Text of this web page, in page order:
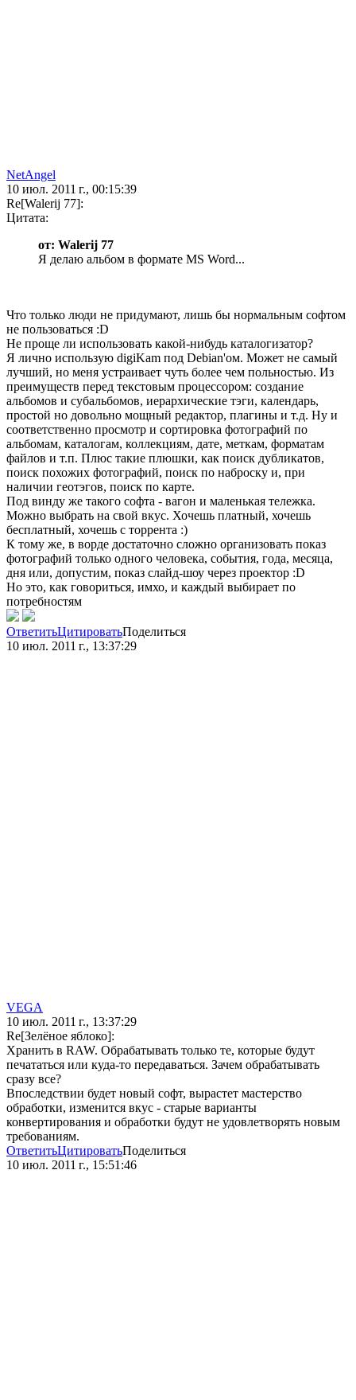
NetAngel
10 июл. 2011 г., 00:15:39
Re[Walerij 77]:
Цитата:
от: Walerij 77
Я делаю альбом в формате MS Word...
Что только люди не придумают, лишь бы нормальным софтом
не пользоваться :D
Не проще ли использовать какой-нибудь каталогизатор?
Я лично использую digiKam под Debian'ом. Может не самый
лучший, но меня устраивает чуть более чем польностью. Из
преимуществ перед текстовым процессором: создание
альбомов и субальбомов, иерархические тэги, календарь,
простой но довольно мощный редактор, плагины и т.д. Ну и
соответственно просмотр и сортировка фотографий по
альбомам, каталогам, коллекциям, дате, меткам, форматам
файлов и т.п. Плюс такие плюшки, как поиск дубликатов,
поиск похожих фотографий, поиск по наброску и, при
наличии геотэгов, поиск по карте.
Под винду же такого софта - вагон и маленькая тележка.
Можно выбрать на свой вкус. Хочешь платный, хочешь
бесплатный, хочешь с торрента :)
К тому же, в ворде достаточно сложно организовать показ
фотографий только одного человека, события, года, месяца,
дня или, допустим, показ слайд-шоу через проектор :D
Но это, как говориться, имхо, и каждый выбирает по
потребностям
ОтветитьЦитироватьПоделиться
10 июл. 2011 г., 13:37:29
VEGA
10 июл. 2011 г., 13:37:29
Re[Зелёное яблоко]:
Хранить в RAW. Обрабатывать только те, которые будут
печататься или куда-то передаваться. Зачем обрабатывать
сразу все?
Впоследствии будет новый софт, вырастет мастерство
обработки, изменится вкус - старые варианты
конвертирования и обработки будут не удовлетворять новым
требованиям.
ОтветитьЦитироватьПоделиться
10 июл. 2011 г., 15:51:46